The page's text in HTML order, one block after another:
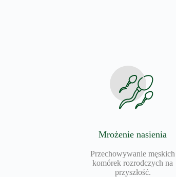
Mrożenie nasienia
Przechowywanie męskich
komórek rozrodczych na
przyszłość.